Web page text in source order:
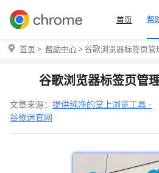
首页 帮
首页 > 帮助中心> 谷歌浏览器标签页管
谷歌浏览器标签页管
文章来源： 提供纯净的掌上浏览工具 -
谷歌迷官网